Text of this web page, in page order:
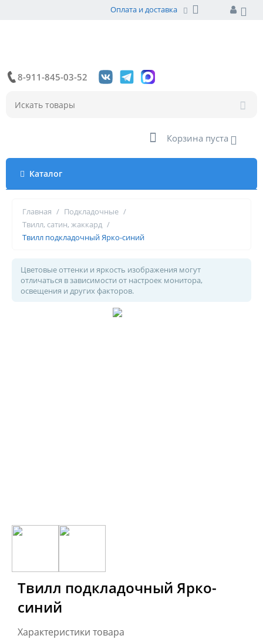
Оплата и доставка
8-911-845-03-52
Корзина пуста
Каталог
Главная / Подкладочные /
Твилл, сатин, жаккард /
Твилл подкладочный Ярко-синий
Цветовые оттенки и яркость изображения могут
отличаться в зависимости от настроек монитора,
освещения и других факторов.
Твилл подкладочный Ярко-
синий
Характеристики товара